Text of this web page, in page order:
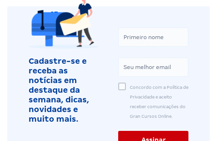
Cadastre-se e
receba as
notícias em
destaque da
semana, dicas,
novidades e
muito mais.
Concordo com a Política de
Privacidade e aceito
receber comunicações do
Gran Cursos Online.